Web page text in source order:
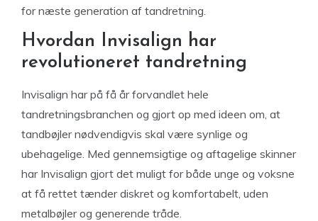
for næste generation af tandretning.
Hvordan Invisalign har
revolutioneret tandretning
Invisalign har på få år forvandlet hele
tandretningsbranchen og gjort op med ideen om, at
tandbøjler nødvendigvis skal være synlige og
ubehagelige. Med gennemsigtige og aftagelige skinner
har Invisalign gjort det muligt for både unge og voksne
at få rettet tænder diskret og komfortabelt, uden
metalbøjler og generende tråde.